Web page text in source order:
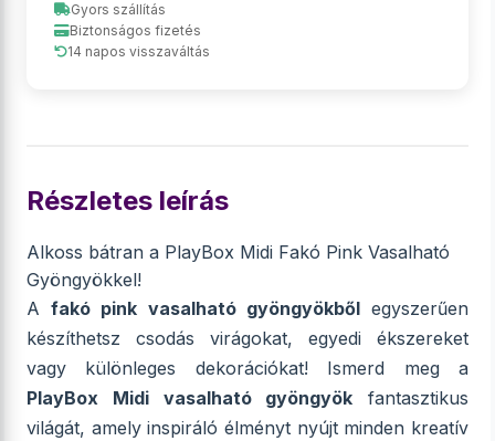
Gyors szállítás
Biztonságos fizetés
14 napos visszaváltás
Részletes leírás
Alkoss bátran a PlayBox Midi Fakó Pink Vasalható
Gyöngyökkel!
Afakó pink vasalható gyöngyökbőlegyszerűen
készíthetsz csodás virágokat, egyedi ékszereket
vagy különleges dekorációkat! Ismerd meg a
PlayBox Midi vasalható gyöngyök fantasztikus
világát, amely inspiráló élményt nyújt minden kreatív